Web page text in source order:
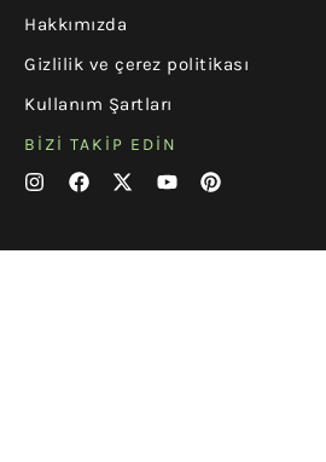
Hakkımızda
Gizlilik ve çerez politikası
Kullanım Şartları
BIZI TAKIP EDIN